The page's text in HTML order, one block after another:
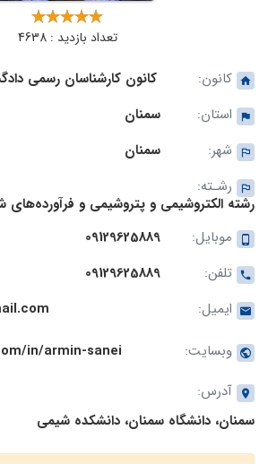
تعداد بازدید : 4638
کانون:
کانون کارشناسان رسمی
استان:
سمنان
شهر:
سمنان
رشـته:
رشته الکتروشیمی و پتروشیمی و فرآورده‌های
موبایل:
09129625889
تلفن:
09129625889
ایمیل:
وبسایت:
in/armin-sanei
آدرس:
سمنان، دانشگاه سمنان، دانشکده شیمی